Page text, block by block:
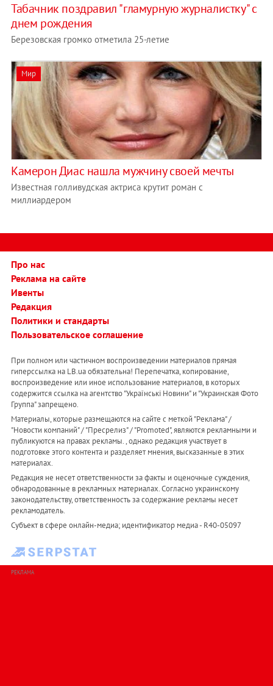
Табачник поздравил "гламурную журналистку" с
днем рождения
Березовская громко отметила 25-летие
Мир
Камерон Диас нашла мужчину своей мечты
Известная голливудская актриса крутит роман с
миллиардером
Про нас
Реклама на сайте
Ивенты
Редакция
Политики и стандарты
Пользовательское соглашение
При полном или частичном воспроизведении материалов прямая
гиперссылка на LB.ua обязательна! Перепечатка, копирование,
воспроизведение или иное использование материалов, в которых
содержится ссылка на агентство "Українськi Новини" и "Украинская Фото
Группа" запрещено.
Материалы, которые размещаются на сайте с меткой "Реклама" /
"Новости компаний" / "Пресрелиз" / "Promoted", являются рекламными и
публикуются на правах рекламы. , однако редакция участвует в
подготовке этого контента и разделяет мнения, высказанные в этих
материалах.
Редакция не несет ответственности за факты и оценочные суждения,
обнародованные в рекламных материалах. Согласно украинскому
законодательству, ответственность за содержание рекламы несет
рекламодатель.
Субъект в сфере онлайн-медиа; идентификатор медиа - R40-05097
РЕКЛАМА